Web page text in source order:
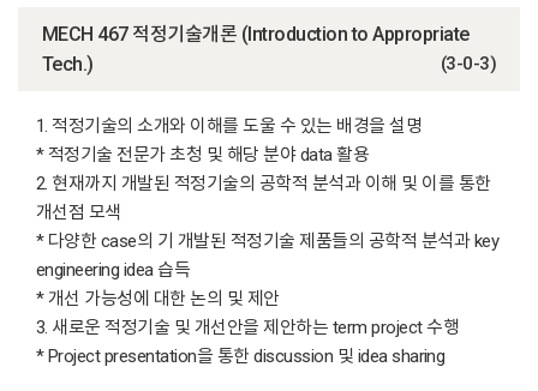
MECH 467 적정기술개론 (Introduction to Appropriate
Tech.)
(3-0-3)
1. 적정기술의 소개와 이해를 도울 수 있는 배경을 설명
* 적정기술 전문가 초청 및 해당 분야 data 활용
2. 현재까지 개발된 적정기술의 공학적 분석과 이해 및 이를 통한
개선점 모색
* 다양한 case의 기 개발된 적정기술 제품들의 공학적 분석과 key
engineering idea 습득
* 개선 가능성에 대한 논의 및 제안
3. 새로운 적정기술 및 개선안을 제안하는 term project 수행
* Project presentation을 통한 discussion 및 idea sharing